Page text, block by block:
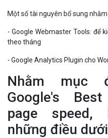
Một số tài nguyên bổ sung
- Google Webmaster Tools: để
theo tháng
- Google Analytics Plugin cho
Nhằm mục
Google's
page
những điều